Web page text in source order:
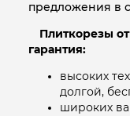
предложения в
Плиткорезы
гарантия:
высоких
долгой,
широких